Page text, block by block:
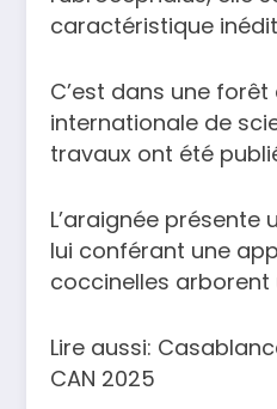
caractéristique
C’est dans une
internationale de
travaux ont été
L’araignée
lui conférant une
coccinelles
Lire aussi:
CAN 2025